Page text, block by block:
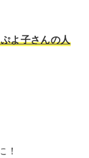
よ子さんの人
！